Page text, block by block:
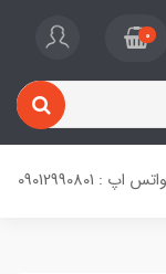
0
09012990801